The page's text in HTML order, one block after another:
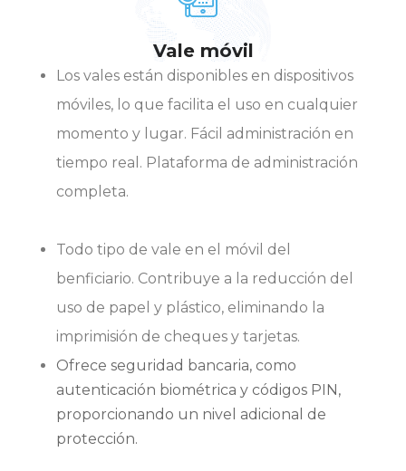
Vale móvil
Los vales están disponibles en dispositivos
móviles, lo que facilita el uso en cualquier
momento y lugar. Fácil administración en
tiempo real. Plataforma de administración
completa.
Todo tipo de vale en el móvil del
benficiario. Contribuye a la reducción del
uso de papel y plástico, eliminando la
imprimisión de cheques y tarjetas.
Ofrece seguridad bancaria, como
autenticación biométrica y códigos PIN,
proporcionando un nivel adicional de
protección.